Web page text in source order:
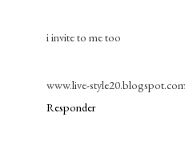
i invite to me too
www.live-
Responder